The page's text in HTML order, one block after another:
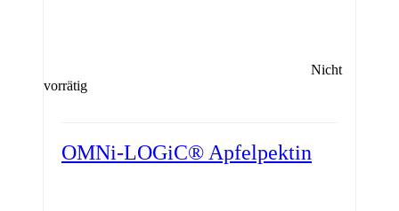
Nicht
vorrätig
OMNi-LOGiC® Apfelpektin